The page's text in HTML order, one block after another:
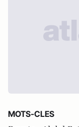
MOTS-CLES